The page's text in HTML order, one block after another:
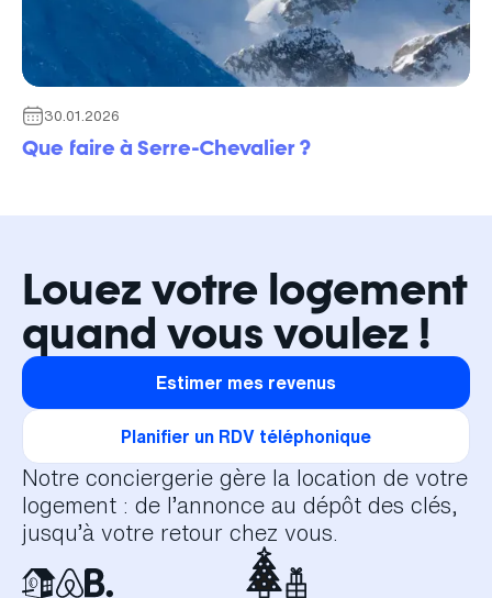
30.01.2026
Que faire à Serre-Chevalier ?
Louez votre logement
quand vous voulez !
Estimer mes revenus
Planifier un RDV téléphonique
Notre conciergerie gère la location de votre
logement : de l’annonce au dépôt des clés,
jusqu’à votre retour chez vous.